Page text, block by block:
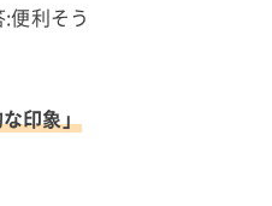
便利そう
印象」